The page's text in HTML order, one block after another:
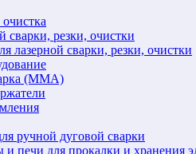
сварки, резки, очистки
лазерной сварки, резки, очистки
(MMA)
ручной дуговой сварки
и печи для прокалки и хранения